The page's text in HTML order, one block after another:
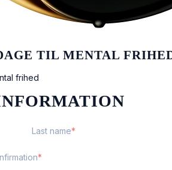
TIL MENTAL
frihed
Last name